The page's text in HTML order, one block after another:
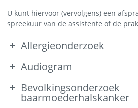
Vakantie en afwezigheid
Klachten
Uw gezondheid
Gezond leven
U kunt hiervoor (vervolgens) een
spreekuur van de assistente of de
Allergieonderzoek
Audiogram
Bevolkingsonderzoek
baarmoederhalskanker